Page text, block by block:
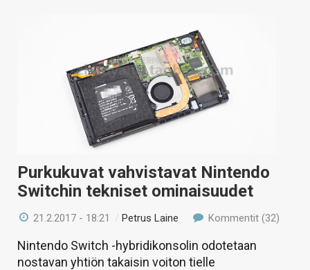
Purkukuvat vahvistavat Nintendo
Switchin tekniset ominaisuudet
21.2.2017 - 18:21 /Petrus Laine Kommentit (32)
Nintendo Switch -hybridikonsolin odotetaan
nostavan yhtiön takaisin voiton tielle